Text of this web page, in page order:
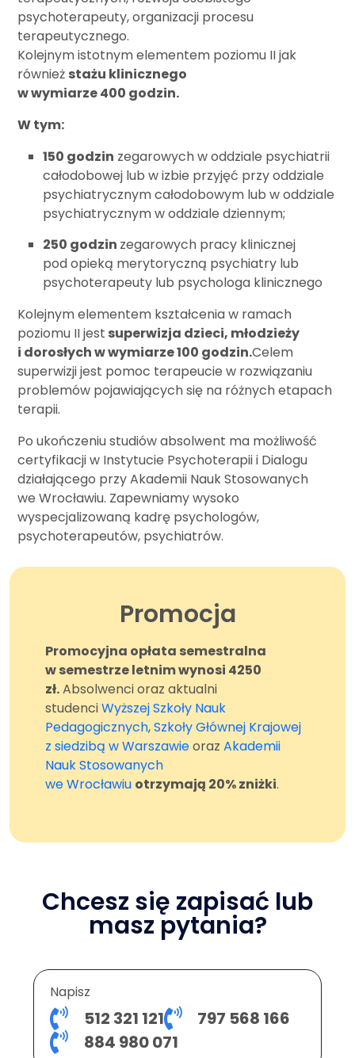
psychoterapeuty, organizacji procesu
terapeutycznego.
Kolejnym istotnym elementem poziomu II jak
również stażu klinicznego
w wymiarze 400 godzin.
W tym:
150 godzin zegarowych w oddziale psychiatrii
całodobowej lub w izbie przyjęć przy oddziale
psychiatrycznym całodobowym lub w oddziale
psychiatrycznym w oddziale dziennym;
250 godzin zegarowych pracy klinicznej
pod opieką merytoryczną psychiatry lub
psychoterapeuty lub psychologa klinicznego
Kolejnym elementem kształcenia w ramach
poziomu II jest superwizja dzieci, młodzieży
i dorosłych w wymiarze 100 godzin.Celem
superwizji jest pomoc terapeucie w rozwiązaniu
problemów pojawiających się na różnych etapach
terapii.
Po ukończeniu studiów absolwent ma możliwość
certyfikacji w Instytucie Psychoterapii i Dialogu
działającego przy Akademii Nauk Stosowanych
we Wrocławiu. Zapewniamy wysoko
wyspecjalizowaną kadrę psychologów,
psychoterapeutów, psychiatrów.
Promocja
Promocyjna opłata semestralna
w semestrze letnim wynosi 4250
zł.Absolwenci oraz aktualni
studenciWyższej Szkoły Nauk
Pedagogicznych,Szkoły Głównej Krajowej
z siedzibą w Warszawieoraz Akademii
Nauk Stosowanych
we Wrocławiu otrzymają 20% zniżki.
Chcesz się zapisać lub
masz pytania?
Napisz
512 321 121
797 568 166
884 980 071